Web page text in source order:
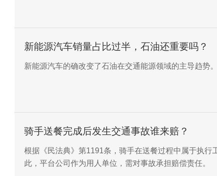
新能源汽车销量占比过半，石油还重要吗？
新能源汽车的确改变了石油在交通能源领域的主导趋势
骑手送餐完成后发生交通事故谁来赔？
根据《民法典》第1191条，骑手在送餐过程中属于执
此，平台公司作为用人单位，需对事故承担赔偿责任。